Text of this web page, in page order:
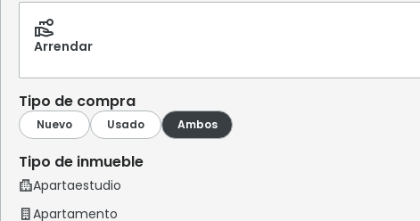
Arrendar
Tipo de compra
Tipo de inmueble